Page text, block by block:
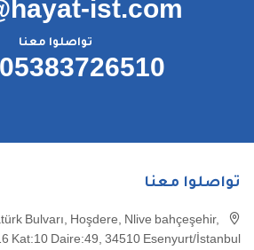
ist.com
تواصلوا معنا
تواصلوا معنا
Bulvarı, Hoşdere, Nlive bahçeşehir,
Kat:10 Daire:49, 34510 Esenyurt/İstanbul